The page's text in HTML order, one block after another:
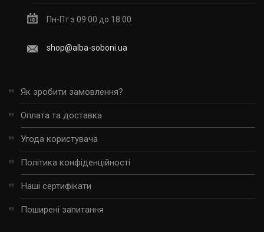
Пн-Пт з 09:00 до 18:00
shop@alba-soboni.ua
Як зробити замовлення?
Оплата та доставка
Угода користувача
Політика конфіденційності
Наші сертифікати
Поширені запитання